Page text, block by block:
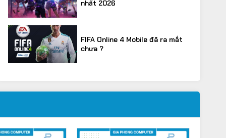
nhất 2026
FIFA Online 4 Mobile đã ra mắt
chưa ?